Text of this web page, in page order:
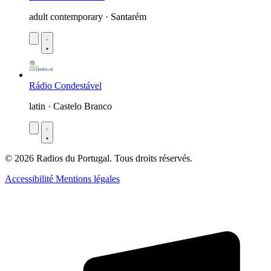
adult contemporary · Santarém
Rádio Condestável
latin · Castelo Branco
© 2026 Radios du Portugal. Tous droits réservés.
Accessibilité Mentions légales